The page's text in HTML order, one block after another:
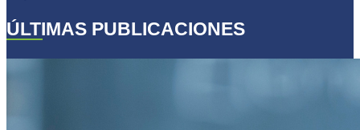
ÚLTIMAS PUBLICACIONES